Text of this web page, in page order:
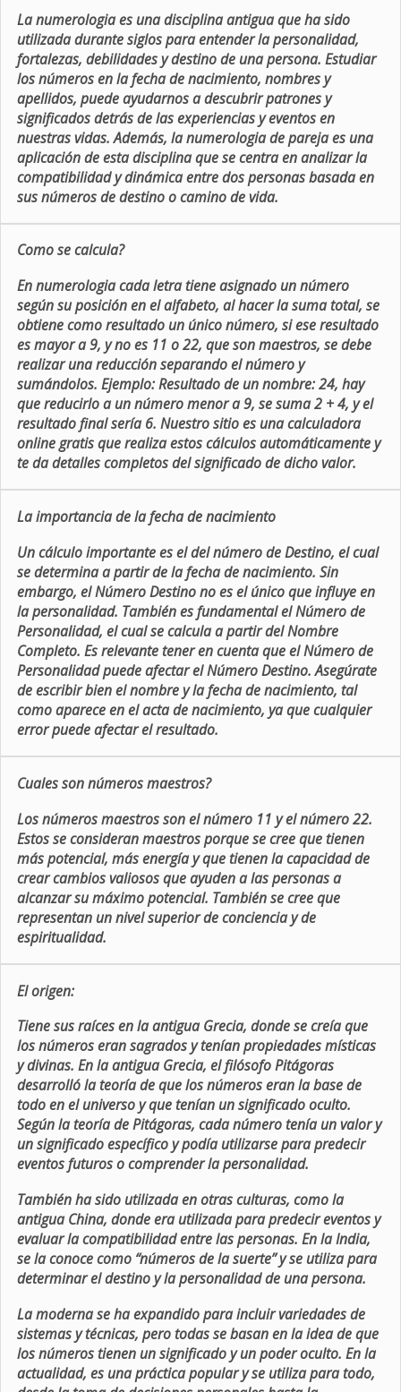
La numerologia es una disciplina antigua que ha sido
utilizada durante siglos para entender la personalidad,
fortalezas, debilidades y destino de una persona. Estudiar
los números en la fecha de nacimiento, nombres y
apellidos, puede ayudarnos a descubrir patrones y
significados detrás de las experiencias y eventos en
nuestras vidas. Además, la numerologia de pareja es una
aplicación de esta disciplina que se centra en analizar la
compatibilidad y dinámica entre dos personas basada en
sus números de destino o camino de vida.
Como se calcula?
En numerologia cada letra tiene asignado un número
según su posición en el alfabeto, al hacer la suma total, se
obtiene como resultado un único número, si ese resultado
es mayor a 9, y no es 11 o 22, que son maestros, se debe
realizar una reducción separando el número y
sumándolos. Ejemplo: Resultado de un nombre: 24, hay
que reducirlo a un número menor a 9, se suma 2 + 4, y el
resultado final sería 6. Nuestro sitio es una calculadora
online gratis que realiza estos cálculos automáticamente y
te da detalles completos del significado de dicho valor.
La importancia de la fecha de nacimiento
Un cálculo importante es el del número de Destino, el cual
se determina a partir de la fecha de nacimiento. Sin
embargo, el Número Destino no es el único que influye en
la personalidad. También es fundamental el Número de
Personalidad, el cual se calcula a partir del Nombre
Completo. Es relevante tener en cuenta que el Número de
Personalidad puede afectar el Número Destino. Asegúrate
de escribir bien el nombre y la fecha de nacimiento, tal
como aparece en el acta de nacimiento, ya que cualquier
error puede afectar el resultado.
Cuales son números maestros?
Los números maestros son el número 11 y el número 22.
Estos se consideran maestros porque se cree que tienen
más potencial, más energía y que tienen la capacidad de
crear cambios valiosos que ayuden a las personas a
alcanzar su máximo potencial. También se cree que
representan un nivel superior de conciencia y de
espiritualidad.
El origen:
Tiene sus raíces en la antigua Grecia, donde se creía que
los números eran sagrados y tenían propiedades místicas
y divinas. En la antigua Grecia, el filósofo Pitágoras
desarrolló la teoría de que los números eran la base de
todo en el universo y que tenían un significado oculto.
Según la teoría de Pitágoras, cada número tenía un valor y
un significado específico y podía utilizarse para predecir
eventos futuros o comprender la personalidad.
También ha sido utilizada en otras culturas, como la
antigua China, donde era utilizada para predecir eventos y
evaluar la compatibilidad entre las personas. En la India,
se la conoce como “números de la suerte” y se utiliza para
determinar el destino y la personalidad de una persona.
La moderna se ha expandido para incluir variedades de
sistemas y técnicas, pero todas se basan en la idea de que
los números tienen un significado y un poder oculto. En la
actualidad, es una práctica popular y se utiliza para todo,